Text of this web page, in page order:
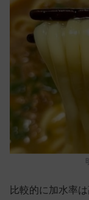
比較的に加水率